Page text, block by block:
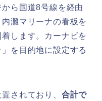
ら国道8号線を経由
灘マリーナの看板を
します。カーナビを
を目的地に設定する
されており、 合計で